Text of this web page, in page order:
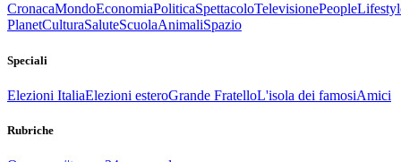
CronacaMondoEconomiaPoliticaSpettacoloTelevisionePeople
PlanetCulturaSaluteScuolaAnimaliSpazio
Speciali
Elezioni ItaliaElezioni esteroGrande FratelloL'isola dei famosiAmici
Rubriche